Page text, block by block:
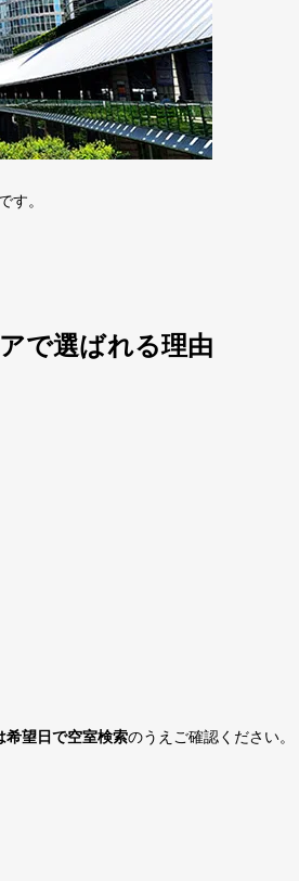
す。
で選ばれる理由
希望日で空室検索のうえご確認ください。